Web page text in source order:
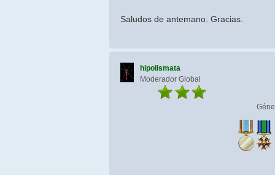
Saludos de antemano. Gracias.
hipolismata
Moderador Global